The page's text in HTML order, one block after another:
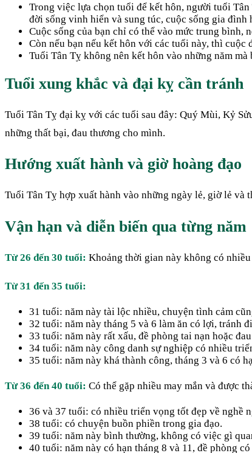
Trong việc lựa chọn tuổi để kết hôn, người tuổi
đời sống vinh hiển và sung túc, cuộc sống gia đình
Cuộc sống của bạn chỉ có thể vào mức trung bình,
Còn nếu bạn nếu kết hôn với các tuổi này, thì
Tuổi Tân Tỵ không nên kết hôn vào những năm
Tuổi xung khắc và đại kỵ cần tránh
Tuổi Tân Tỵ đại kỵ với các tuổi sau đây: Quý Mùi, Kỷ
những thất bại, đau thương cho mình.
Hướng xuất hành và giờ hoàng đạo
Tuổi Tân Tỵ hợp xuất hành vào những ngày lẻ, giờ lẻ và
Vận hạn và diễn biến qua từng năm
Từ 26 đến 30 tuổi: Khoảng thời gian này không có
Từ 31 đến 35 tuổi:
31 tuổi: năm này tài lộc nhiều, chuyện tình cảm
32 tuổi: năm này tháng 5 và 6 làm ăn có lợi, tránh
33 tuổi: năm này rất xấu, đề phòng tai nạn hoặc
34 tuổi: năm này công danh sự nghiệp có nhiều
35 tuổi: năm này khá thành công, tháng 3 và 6 có
Từ 36 đến 40 tuổi: Có thể gặp nhiều may mắn và được
36 và 37 tuổi: có nhiều triển vọng tốt đẹp về nghề
38 tuổi: có chuyện buồn phiền trong gia đạo.
39 tuổi: năm này bình thường, không có việc gì
40 tuổi: năm này có hạn tháng 8 và 11, đề phòng có